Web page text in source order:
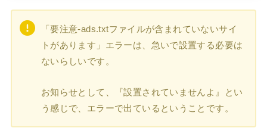
「要注意-ads.txtファイルが含まれていないサイ
トがあります」エラーは、急いで設置する必要は
ないらしいです。
お知らせとして、『設置されていませんよ』とい
う感じで、エラーで出ているということです。